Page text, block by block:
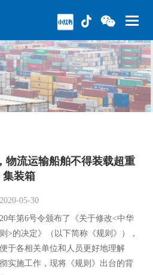
物流运输船舶不得装载超重
集装箱
2020-05-30
年第6号令颁布了《关于修改<中华
>的决定》（以下简称《规则》），
于各相关单位和人员更好地理解
实施工作，现将《规则》出台的背